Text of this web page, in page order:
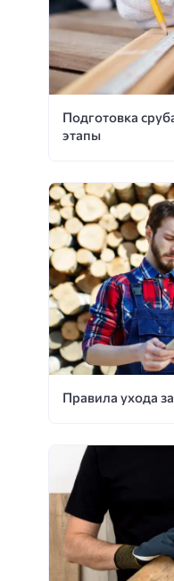
Подготовка
этапы
Правила ухода